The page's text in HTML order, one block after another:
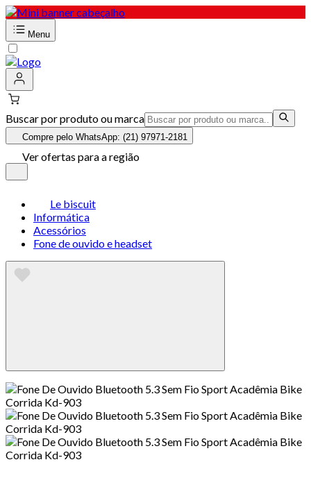
Menu
Buscar por produto ou marca
Compre pelo WhatsApp: (21) 97971-2181
Ver ofertas para a região
Le biscuit
Informática
Acessórios
Fone de ouvido e headset